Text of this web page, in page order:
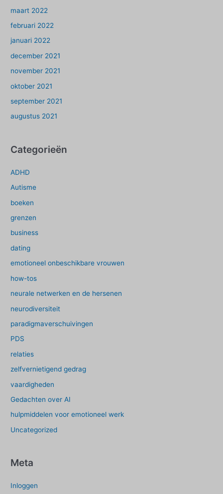
maart 2022
februari 2022
januari 2022
december 2021
november 2021
oktober 2021
september 2021
augustus 2021
Categorieën
ADHD
Autisme
boeken
grenzen
business
dating
emotioneel onbeschikbare vrouwen
how-tos
neurale netwerken en de hersenen
neurodiversiteit
paradigmaverschuivingen
PDS
relaties
zelfvernietigend gedrag
vaardigheden
Gedachten over AI
hulpmiddelen voor emotioneel werk
Uncategorized
Meta
Inloggen